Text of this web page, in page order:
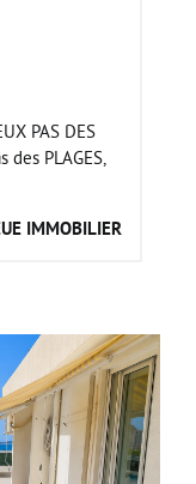
PAS DES
des PLAGES,
IMMOBILIER